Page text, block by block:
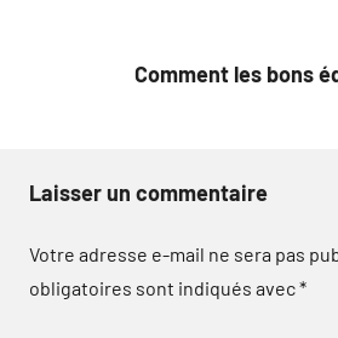
Comment les bons
Laisser un commentaire
Votre adresse e-mail ne sera pas
obligatoires sont indiqués avec*